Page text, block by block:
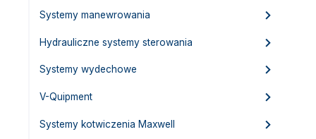
Systemy manewrowania
Hydrauliczne systemy sterowania
Systemy wydechowe
V-Quipment
Systemy kotwiczenia Maxwell